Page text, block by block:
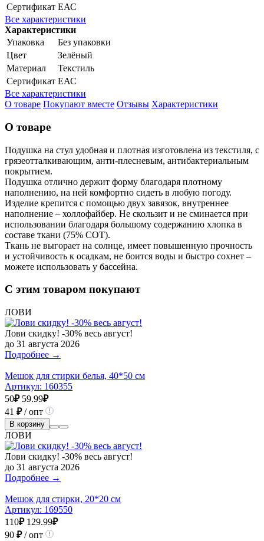
Сертификат ЕАС
Все характеристики
Характеристики
Упаковка
Без упаковки
Цвет
Зелёный
Материал
Текстиль
Сертификат ЕАС
Все характеристики
О товаре Покупают вместе Отзывы Характеристики
О товаре
Подушка на стул удобная и плотная изготовлена из текстиля, с
грязеотталкивающим, анти-плесневым, антибактериальным
покрытием.
Подушка отлично держит форму благодаря плотному
наполнению, на ней комфортно сидеть в любую погоду.
Изделие крепится с помощью двух завязок, внутреннее
наполнение – холлофайбер. Не скользит и не сминается при
использовании благодаря большому содержанию хлопка в
составе ткани (75% COT).
Ткань не выгорает на солнце, имеет повышенную прочность
и устойчивость к осадкам, не боится воды и быстро сохнет –
можете использовать у бассейна.
С этим товаром покупают
ЛОВИ
Лови скидку! -30% весь август!
до 31 августа 2026
Подробнее →
Мешок для стирки белья, 40*50 см
Артикул: 160355
50₽ 59.99₽
41 ₽/ опт
В корзину
ЛОВИ
Лови скидку! -30% весь август!
до 31 августа 2026
Подробнее →
Мешок для стирки, 20*20 см
Артикул: 169550
110₽ 129.99₽
90 ₽/ опт